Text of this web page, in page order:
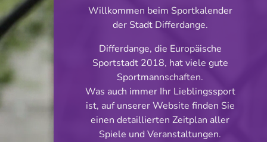
INFOS
14.10.2023
15:00
Stade Thillenberg
Teilen
Juniors Cl 2 S 2
Phase 1
Willkommen beim Sportkalender
der Stadt Differdange.
Differdange, die Europäische
Sportstadt 2018, hat viele gute
Sportmannschaften.
Was auch immer Ihr Lieblingssport
ist, auf unserer Website finden Sie
einen detaillierten Zeitplan aller
Spiele und Veranstaltungen.